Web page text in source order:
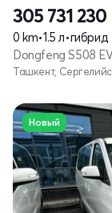
305 731 230
0 km•1.5 л•гибрид
Dongfeng S508
Ташкент,
Новый